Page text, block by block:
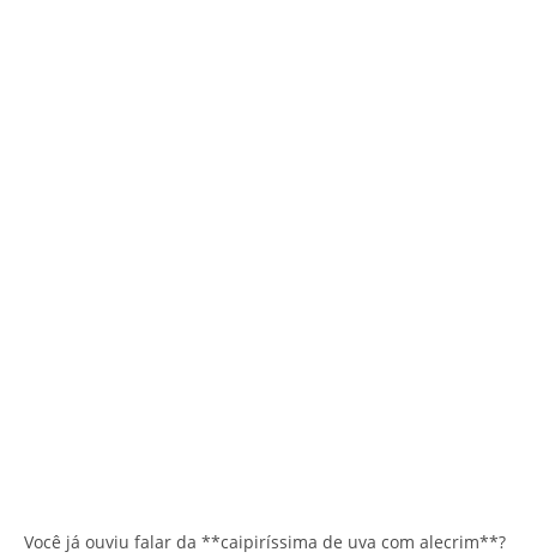
Você já ouviu falar da **caipiríssima de uva com alecrim**?